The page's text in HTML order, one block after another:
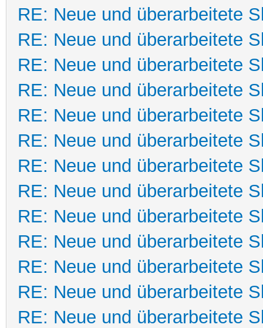
RE: Neue und überarbeitete
RE: Neue und überarbeitete
RE: Neue und überarbeitete
RE: Neue und überarbeitete
RE: Neue und überarbeitete
RE: Neue und überarbeitete
RE: Neue und überarbeitete
RE: Neue und überarbeitete
RE: Neue und überarbeitete
RE: Neue und überarbeitete
RE: Neue und überarbeitete
RE: Neue und überarbeitete
RE: Neue und überarbeitete